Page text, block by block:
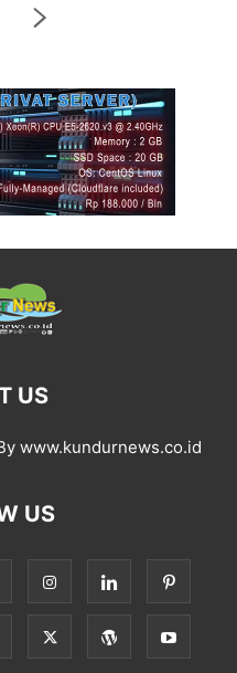
US
www.kundurnews.co.id
US